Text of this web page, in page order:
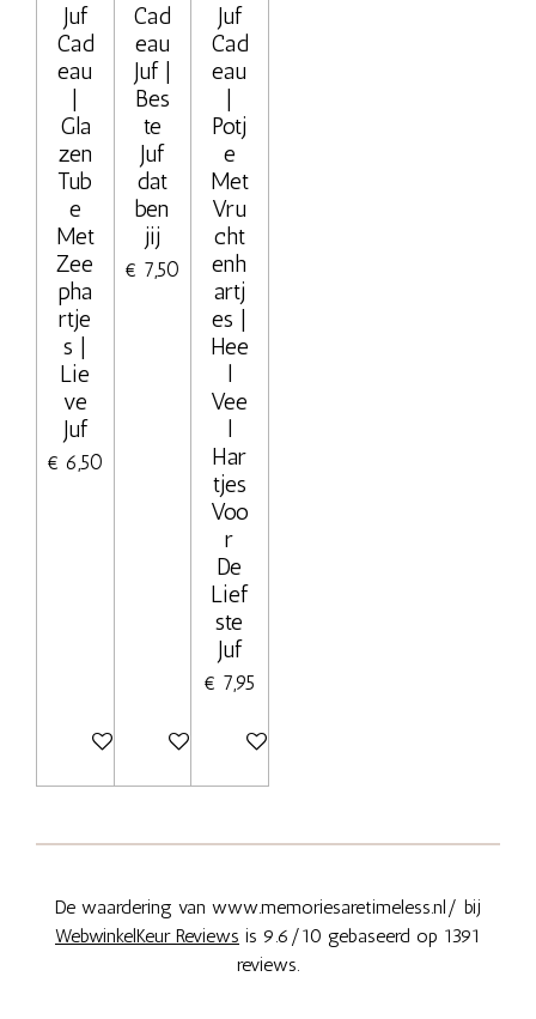
Juf
Cad
eau
Gla
zen
Tub
e
Met
Zee
pha
rtje
s |
Lie
ve
Juf
€ 6,50
Bekijk details
Cad
eau
Juf |
Bes
te
Juf
dat
ben
jij
€ 7,50
Bekijk details
Juf
Cad
eau
Potj
e
Met
Vru
cht
enh
artj
es |
Hee
l
Vee
l
Har
tjes
Voo
r
De
Lief
ste
Juf
€ 7,95
Bekijk details
De waardering van www.memoriesaretimeless.nl/ bij
WebwinkelKeur Reviews is 9.6/10 gebaseerd op 1391
reviews.